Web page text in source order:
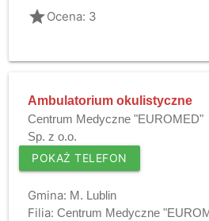
gradeOcena: 3
Ambulatorium okulistyczne
Centrum Medyczne "EUROMED"
Sp. z o.o.
POKAŻ TELEFON
Gmina: M. Lublin
Filia: Centrum Medyczne